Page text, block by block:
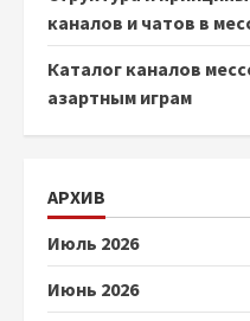
каналов и чатов в
Каталог каналов
азартным играм
АРХИВ
Июль 2026
Июнь 2026